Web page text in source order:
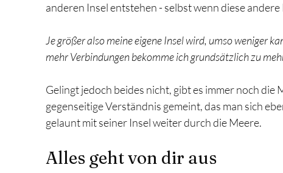
anderen Insel entstehen - selbst wenn diese
Je größer also meine eigene Insel wird, umso weniger
mehr Verbindungen bekomme ich grundsätzlich zu
Gelingt jedoch beides nicht, gibt es immer noch die
gegenseitige Verständnis gemeint, das man sich
gelaunt mit seiner Insel weiter durch die Meere.
Alles geht von dir aus